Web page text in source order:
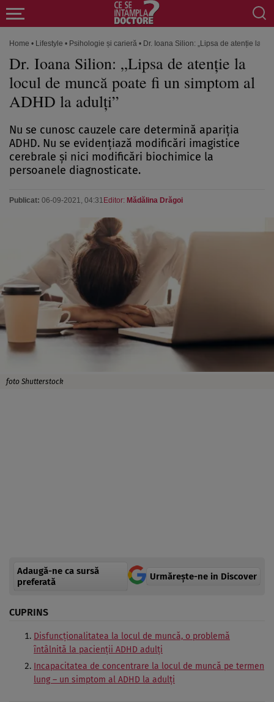
Home • Lifestyle • Psihologie și carieră • Dr. Ioana Silion: „Lipsa de atenție la
Dr. Ioana Silion: „Lipsa de atenție la
locul de muncă poate fi un simptom al
ADHD la adulți”
Nu se cunosc cauzele care determină apariția
ADHD. Nu se evidențiază modificări imagistice
cerebrale și nici modificări biochimice la
persoanele diagnosticate.
Publicat: 06-09-2021, 04:31 Editor: Mădălina Drăgoi
foto Shutterstock
Adaugă-ne ca sursă
preferată
Urmărește-ne in Discover
CUPRINS
Disfuncționalitatea la locul de muncă, o problemă
întâlnită la pacienții ADHD adulți
Incapacitatea de concentrare la locul de muncă pe termen
lung – un simptom al ADHD la adulți